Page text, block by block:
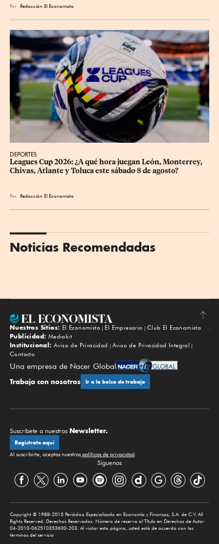
Por Redacción El Economista
DEPORTES
Leagues Cup 2026: ¿A qué hora juegan León, Monterrey,
Chivas, Atlante y Toluca este sábado 8 de agosto?
Por Redacción El Economista
Noticias Recomendadas
Subir
Nuestros Sitios: El Economista El Empresario
Club El Economista
Publicidad: Mediakit
Institucional: Aviso de Privacidad
Aviso de Privacidad Integral
Contacto
Una empresa de Nacer Global
Trabaja con nosotros Ir a la bolsa de trabajo
Suscríbete a nuestros Newsletter.
Regístrate aquí
Al suscribirte, aceptas nuestras políticas de privacidad
Síguenos
Copyright © 1988-2015 Periódico Especializado en Economía y Finanzas, S.A. de C.V. All
Rights Reserved. Derechos Reservados. Número de reserva al Título en Derechos de Autor
04-2010-062510353600-203. Al visitar esta página, usted está de acuerdo con los
términos del servicio